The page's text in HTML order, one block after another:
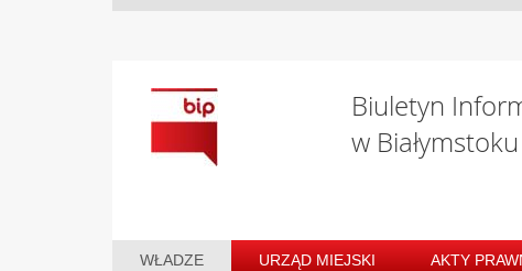
Biuletyn
w Białymstoku
WŁADZE URZĄD MIEJSKI AKTY